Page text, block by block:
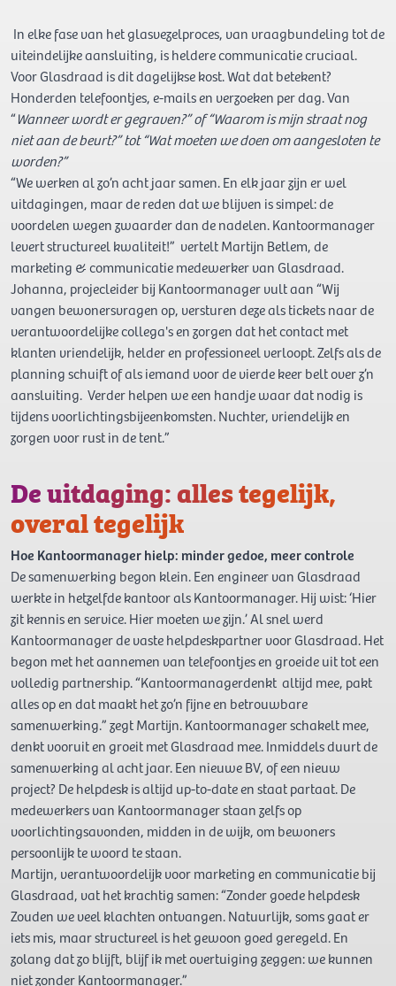
In elke fase van het glasvezelproces, van vraagbundeling tot de
uiteindelijke aansluiting, is heldere communicatie cruciaal.
Voor Glasdraad is dit dagelijkse kost. Wat dat betekent?
Honderden telefoontjes, e-mails en verzoeken per dag. Van
“Wanneer wordt er gegraven?” of “Waarom is mijn straat nog
niet aan de beurt?” tot “Wat moeten we doen om aangesloten te
worden?”
“We werken al zo’n acht jaar samen. En elk jaar zijn er wel
uitdagingen, maar de reden dat we blijven is simpel: de
voordelen wegen zwaarder dan de nadelen. Kantoormanager
levert structureel kwaliteit!” vertelt Martijn Betlem, de
marketing & communicatie medewerker van Glasdraad.
Johanna, projecleider bij Kantoormanager vult aan “Wij
vangen bewonersvragen op, versturen deze als tickets naar de
verantwoordelijke collega's en zorgen dat het contact met
klanten vriendelijk, helder en professioneel verloopt. Zelfs als de
planning schuift of als iemand voor de vierde keer belt over z’n
aansluiting. Verder helpen we een handje waar dat nodig is
tijdens voorlichtingsbijeenkomsten. Nuchter, vriendelijk en
zorgen voor rust in de tent.”
De uitdaging: alles tegelijk,
overal tegelijk
Hoe Kantoormanager hielp: minder gedoe, meer controle
De samenwerking begon klein. Een engineer van Glasdraad
werkte in hetzelfde kantoor als Kantoormanager. Hij wist: ‘Hier
zit kennis en service. Hier moeten we zijn.’ Al snel werd
Kantoormanager de vaste helpdeskpartner voor Glasdraad. Het
begon met het aannemen van telefoontjes en groeide uit tot een
volledig partnership. “Kantoormanagerdenkt altijd mee, pakt
alles op en dat maakt het zo’n fijne en betrouwbare
samenwerking.” zegt Martijn. Kantoormanager schakelt mee,
denkt vooruit en groeit met Glasdraad mee. Inmiddels duurt de
samenwerking al acht jaar. Een nieuwe BV, of een nieuw
project? De helpdesk is altijd up-to-date en staat partaat. De
medewerkers van Kantoormanager staan zelfs op
voorlichtingsavonden, midden in de wijk, om bewoners
persoonlijk te woord te staan.
Martijn, verantwoordelijk voor marketing en communicatie bij
Glasdraad, vat het krachtig samen: “Zonder goede helpdesk
Zouden we veel klachten ontvangen. Natuurlijk, soms gaat er
iets mis, maar structureel is het gewoon goed geregeld. En
zolang dat zo blijft, blijf ik met overtuiging zeggen: we kunnen
niet zonder Kantoormanager.”